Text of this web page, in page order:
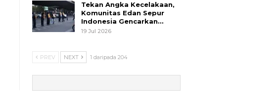
Tekan Angka Kecelakaan,
Komunitas Edan Sepur
Indonesia Gencarkan…
19 Jul 2026
PREV NEXT 1 daripada 204